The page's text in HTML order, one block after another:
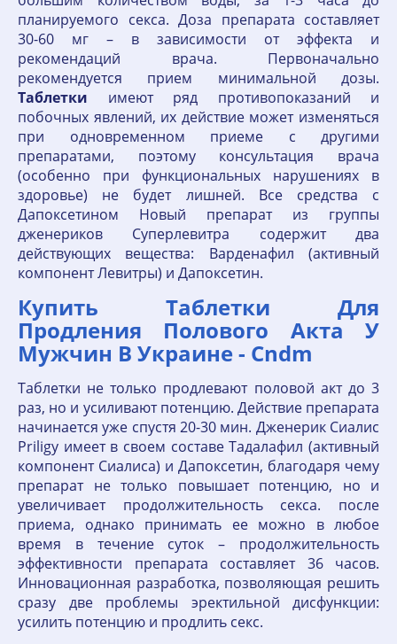
планируемого секса. Доза препарата составляет
30-60 мг – в зависимости от эффекта и
рекомендаций врача. Первоначально
рекомендуется прием минимальной дозы.
Таблетки имеют ряд противопоказаний и
побочных явлений, их действие может изменяться
при одновременном приеме с другими
препаратами, поэтому консультация врача
(особенно при функциональных нарушениях в
здоровье) не будет лишней. Все средства с
Дапоксетином Новый препарат из группы
дженериков Суперлевитра содержит два
действующих вещества: Варденафил (активный
компонент Левитры) и Дапоксетин.
Купить Таблетки Для
Продления Полового Акта У
Мужчин В Украине - Cndm
Таблетки не только продлевают половой акт до 3
раз, но и усиливают потенцию. Действие препарата
начинается уже спустя 20-30 мин. Дженерик Сиалис
Priligy имеет в своем составе Тадалафил (активный
компонент Сиалиса) и Дапоксетин, благодаря чему
препарат не только повышает потенцию, но и
увеличивает продолжительность секса. после
приема, однако принимать ее можно в любое
время в течение суток – продолжительность
эффективности препарата составляет 36 часов.
Инновационная разработка, позволяющая решить
сразу две проблемы эректильной дисфункции:
усилить потенцию и продлить секс.